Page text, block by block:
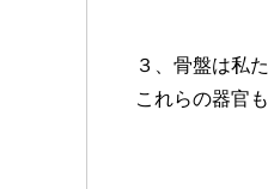
３、骨盤は私
これらの器官